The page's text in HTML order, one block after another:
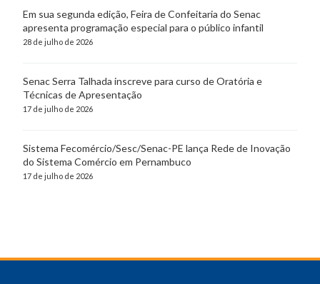
Em sua segunda edição, Feira de Confeitaria do Senac
apresenta programação especial para o público infantil
28 de julho de 2026
Senac Serra Talhada inscreve para curso de Oratória e
Técnicas de Apresentação
17 de julho de 2026
Sistema Fecomércio/Sesc/Senac-PE lança Rede de Inovação
do Sistema Comércio em Pernambuco
17 de julho de 2026